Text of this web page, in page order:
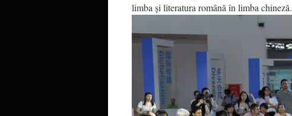
limba și literatura română în limba chineză.